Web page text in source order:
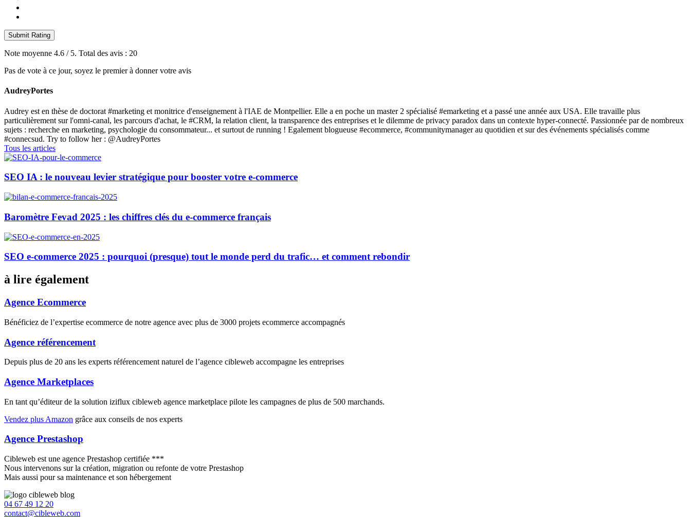
Submit Rating
Note moyenne 4.6 / 5. Total des avis : 20
Pas de vote à ce jour, soyez le premier à donner votre avis
AudreyPortes
Audrey est en thèse de doctorat #marketing et monitrice d'enseignement à l'IAE de Montpellier. Elle a en poche un master 2 spécialisé #emarketing et a passé une année aux USA. Elle travaille plus
particulièrement sur l'omni-canal, les parcours d'achat, le #CRM, la relation client, la transparence des entreprises et le dilemme de privacy paradox dans un contexte hyper-connecté. Passionnée par de nombreux
sujets : recherche en marketing, psychologie du consommateur... et surtout de running ! Egalement blogueuse #ecommerce, #communitymanager au quotidien et sur des événements spécialisés comme
#connecsud. Try to follow her : @AudreyPortes
Tous les articles
SEO IA : le nouveau levier stratégique pour booster votre e-commerce
Baromètre Fevad 2025 : les chiffres clés du e-commerce français
SEO e-commerce 2025 : pourquoi (presque) tout le monde perd du trafic… et comment rebondir
à lire également
Agence Ecommerce
Bénéficiez de l’expertise ecommerce de notre agence avec plus de 3000 projets ecommerce accompagnés
Agence référencement
Depuis plus de 20 ans les experts référencement naturel de l’agence cibleweb accompagne les entreprises
Agence Marketplaces
En tant qu’éditeur de la solution iziflux cibleweb agence marketplace pilote les campagnes de plus de 500 marchands.
Vendez plus Amazon grâce aux conseils de nos experts
Agence Prestashop
Cibleweb est une agence Prestashop certifiée ***
Nous intervenons sur la création, migration ou refonte de votre Prestashop
Mais aussi pour sa maintenance et son hébergement
04 67 49 12 20
contact@cibleweb.com